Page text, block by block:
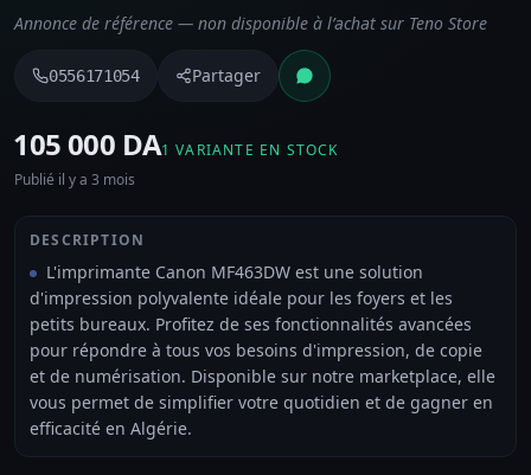
Annonce de référence — non disponible à l’achat sur Teno Store
0556171054 Partager
⁦105 000 DA⁩1 VARIANTE EN STOCK
Publié il y a 3 mois
DESCRIPTION
L'imprimante Canon MF463DW est une solution
d'impression polyvalente idéale pour les foyers et les
petits bureaux. Profitez de ses fonctionnalités avancées
pour répondre à tous vos besoins d'impression, de copie
et de numérisation. Disponible sur notre marketplace, elle
vous permet de simplifier votre quotidien et de gagner en
efficacité en Algérie.